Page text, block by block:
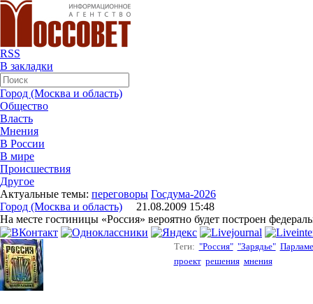
RSS
В закладки
Город (Москва и область)
Общество
Власть
Мнения
В России
В мире
Происшествия
Другое
Актуальные темы: переговоры Госдума-2026
Город (Москва и область) 21.08.2009 15:48
На месте гостиницы «Россия» вероятно будет построен
Теги: "Россия" "Зарядье"
проект решения мнения